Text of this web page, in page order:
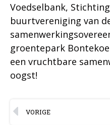
Voedselbank,
buurtvereniging van
groentepark
een vruchtbare
oogst!
VORIGE